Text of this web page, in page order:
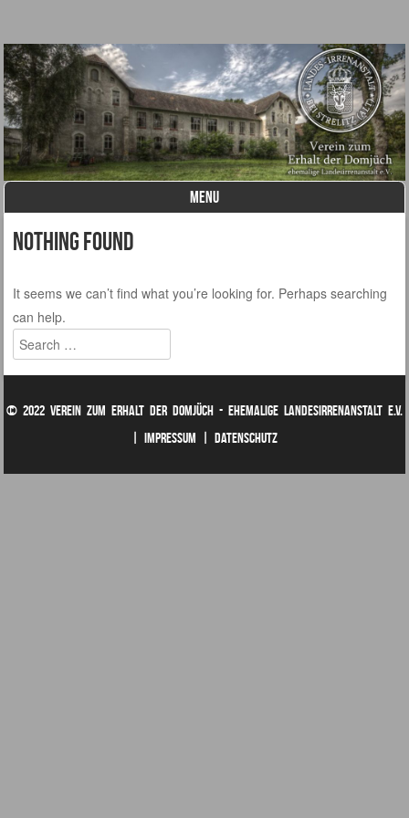
Verein zum Erhalt der
Domjüch
MENU
Nothing Found
It seems we can’t find what you’re looking for. Perhaps searching
can help.
Search
© 2022 Verein zum Erhalt der Domjüch - ehemalige Landesirrenanstalt e.V.
| Impressum
| Datenschutz